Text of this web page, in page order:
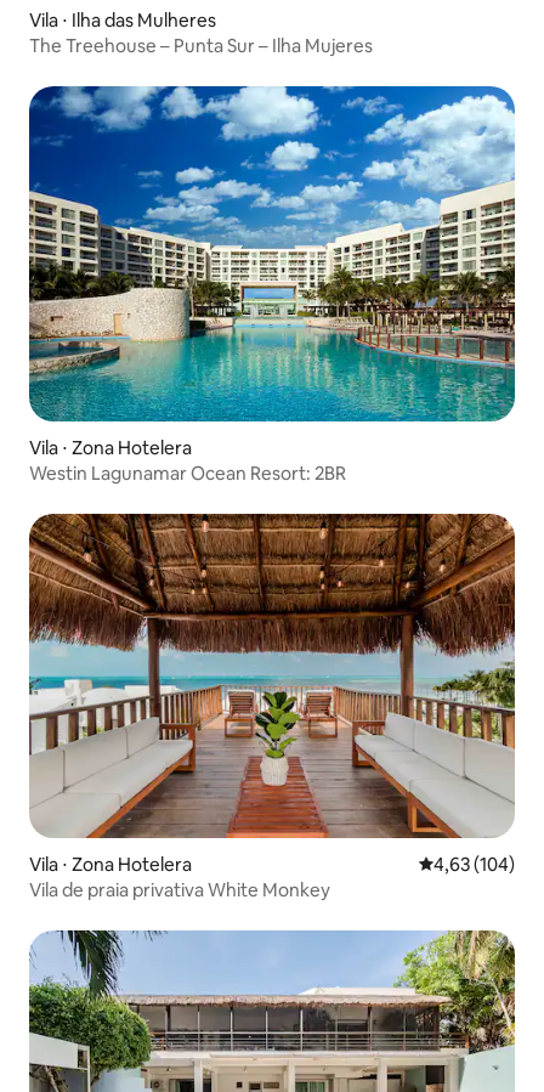
Vila ⋅ Ilha das Mulheres
The Treehouse – Punta Sur – Ilha Mujeres
Vila ⋅ Zona Hotelera
Westin Lagunamar Ocean Resort: 2BR
Vila ⋅ Zona Hotelera 4,63 de uma
4,63 (104)
Vila de praia privativa White Monkey